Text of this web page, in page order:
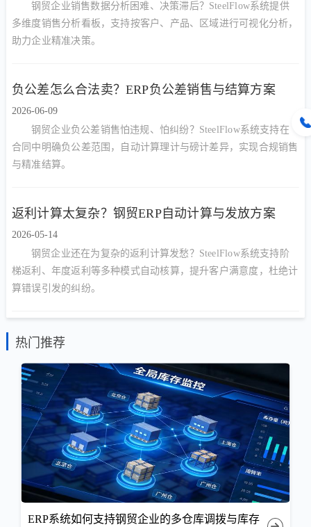
钢贸企业销售数据分析困难、决策滞后？SteelFlow系统提供
多维度销售分析看板，支持按客户、产品、区域进行可视化分析，
助力企业精准决策。
负公差怎么合法卖？ERP负公差销售与结算方案
2026-06-09
钢贸企业负公差销售怕违规、怕纠纷？SteelFlow系统支持在
合同中明确负公差范围，自动计算理计与磅计差异，实现合规销售
与精准结算。
返利计算太复杂？钢贸ERP自动计算与发放方案
2026-05-14
钢贸企业还在为复杂的返利计算发愁？SteelFlow系统支持阶
梯返利、年度返利等多种模式自动核算，提升客户满意度，杜绝计
算错误引发的纠纷。
热门推荐
ERP系统如何支持钢贸企业的多仓库调拨与库存